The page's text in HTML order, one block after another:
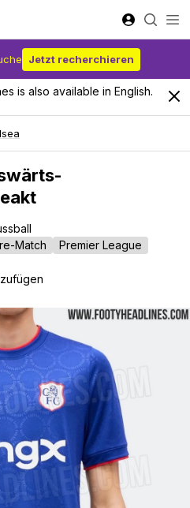
Jetzt recherchieren
is also available in English.
Match
Premier League